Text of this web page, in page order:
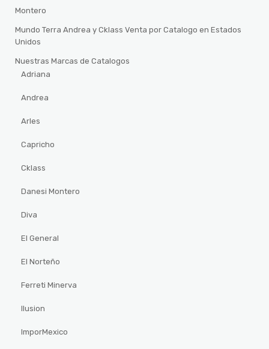
Montero
Mundo Terra Andrea y Cklass Venta por Catalogo en Estados
Unidos
Nuestras Marcas de Catalogos
Adriana
Andrea
Arles
Capricho
Cklass
Danesi Montero
Diva
El General
El Norteño
Ferreti Minerva
Ilusion
ImporMexico